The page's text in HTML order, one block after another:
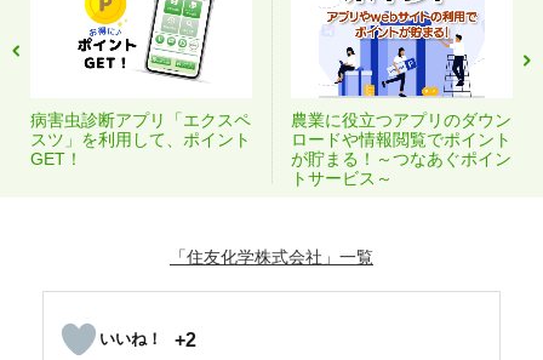
病害虫診断アプリ「エクスペ
スツ」を利用して、ポイント
GET！
農業に役立つアプリのダウン
ロードや情報閲覧でポイント
が貯まる！～つなあぐポイン
トサービス～
「住友化学株式会社」
+2